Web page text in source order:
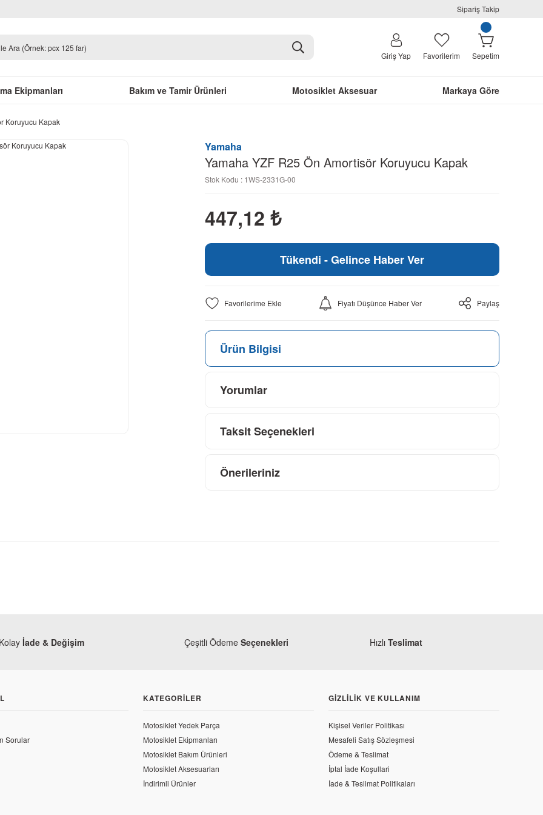
Sipariş Takip
Giriş Yap Favorilerim Sepetim
Ekipmanları Bakım ve Tamir Ürünleri Motosiklet Aksesuar Markaya Göre
Koruyucu Kapak
Yamaha
Yamaha YZF R25 Ön Amortisör Koruyucu Kapak
Stok Kodu : 1WS-2331G-00
447,12 ₺
Tükendi - Gelince Haber Ver
Fiyatı Düşünce Haber Ver Paylaş
Ürün Bilgisi
Yorumlar
Taksit Seçenekleri
Önerileriniz
Yamaha
Yamaha YZF R25 Sele Alt Panel Sol Füme
Kolay İade & Değişim Çeşitli Ödeme Seçenekleri Hızlı Teslimat
Sorular
KATEGORILER
Motosiklet Yedek Parça
Motosiklet Ekipmanları
Motosiklet Bakım Ürünleri
Motosiklet Aksesuarları
İndirimli Ürünler
GIZLILIK VE KULLANIM
Kişisel Veriler Politikası
Mesafeli Satış Sözleşmesi
Ödeme & Teslimat
İptal İade Koşullari
İade & Teslimat Politikaları